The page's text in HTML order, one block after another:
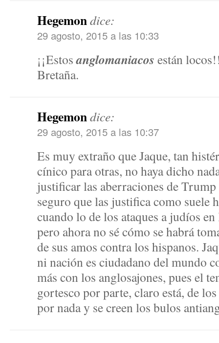
Hegemondice:
29 agosto, 2015 a las 10:33
¡¡Estosanglomaniacos están
Bretaña.
Hegemondice:
29 agosto, 2015 a las 10:37
Es muy extraño que Jaque, tan
cínico para otras, no haya dicho
justificar las aberraciones de
seguro que las justifica como suele
cuando lo de los ataques a judíos
pero ahora no sé cómo se habrá
de sus amos contra los hispanos.
ni nación es ciudadano del mundo
más con los anglosajones, pues el
gortesco por parte, claro está, de
por nada y se creen los bulos